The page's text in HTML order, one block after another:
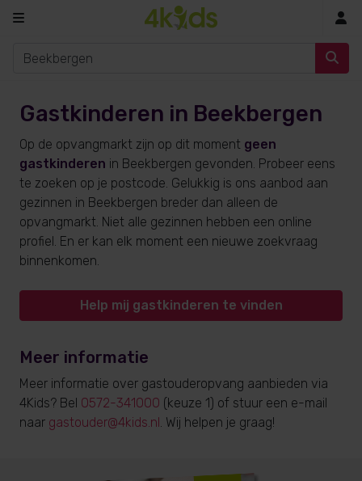
Gastkinderen in Beekbergen
Op de opvangmarkt zijn op dit moment geen
gastkinderen in Beekbergen gevonden. Probeer eens
te zoeken op je postcode. Gelukkig is ons aanbod aan
gezinnen in Beekbergen breder dan alleen de
opvangmarkt. Niet alle gezinnen hebben een online
profiel. En er kan elk moment een nieuwe zoekvraag
binnenkomen.
Help mij gastkinderen te vinden
Meer informatie
Meer informatie over gastouderopvang aanbieden via
4Kids? Bel 0572-341000 (keuze 1) of stuur een e-mail
naar gastouder@4kids.nl. Wij helpen je graag!